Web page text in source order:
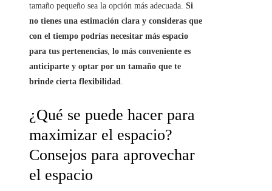
tamaño pequeño sea la opción más adecuada. Si
no tienes una estimación clara y consideras que
con el tiempo podrías necesitar más espacio
para tus pertenencias lo más conveniente es
anticiparte y optar por un tamaño que te
brinde cierta flexibilidad
¿Qué se puede hacer para
maximizar el espacio?
Consejos para aprovechar
el espacio